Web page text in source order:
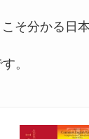
そ分かる日
。